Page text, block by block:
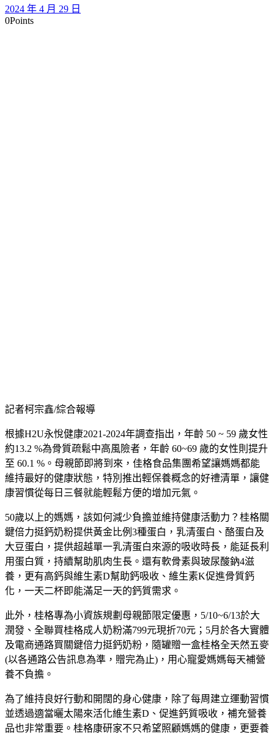
2024 年 4 月 29 日
0Points
記者柯宗鑫/綜合報導
根據H2U永悅健康2021-2024年調查指出，年齡 50 ~ 59 歲女性
約13.2 %為骨質疏鬆中高風險者，年齡 60~69 歲的女性則提升
至 60.1 %。母親節即將到來，佳格食品集團希望讓媽媽都能
維持最好的健康狀態，特別推出輕保養概念的好禮清單，讓健
康習慣從每日三餐就能輕鬆方便的增加元氣。
50歲以上的媽媽，該如何減少負擔並維持健康活動力？桂格關
鍵倍力挺鈣奶粉提供黃金比例3種蛋白，乳清蛋白、酪蛋白及
大豆蛋白，提供超越單一乳清蛋白來源的吸收時長，能延長利
用蛋白質，持續幫助肌肉生長。還有軟骨素與玻尿酸鈉4滋
養，更有高鈣與維生素D幫助鈣吸收、維生素K促進骨質鈣
化，一天二杯即能滿足一天的鈣質需求。
此外，桂格專為小資族規劃母親節限定優惠，5/10~6/13於大
潤發、全聯買桂格成人奶粉滿799元現折70元；5月於各大實體
及電商通路買關鍵倍力挺鈣奶粉，隨罐贈一盒桂格全天然五麥
(以各通路公告訊息為準，贈完為止)，用心寵愛媽媽每天補營
養不負擔。
為了維持良好行動和開闊的身心健康，除了每周建立運動習慣
並透過適當曬太陽來活化維生素D、促進鈣質吸收，補充營養
品也非常重要。桂格康研家不只希望照顧媽媽的健康，更要養